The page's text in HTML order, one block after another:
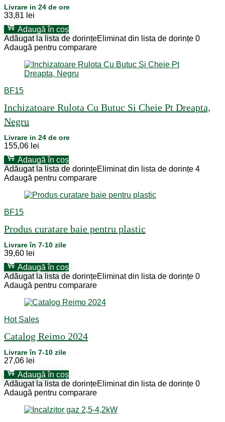
Livrare in 24 de ore
33,81 lei
Adaugă în coș
Adăugat la lista de dorințeEliminat din lista de dorințe 0
Adaugă pentru comparare
BF15
Inchizatoare Rulota Cu Butuc Si Cheie Pt Dreapta,
Negru
Livrare in 24 de ore
155,06 lei
Adaugă în coș
Adăugat la lista de dorințeEliminat din lista de dorințe 4
Adaugă pentru comparare
BF15
Produs curatare baie pentru plastic
Livrare în 7-10 zile
39,60 lei
Adaugă în coș
Adăugat la lista de dorințeEliminat din lista de dorințe 0
Adaugă pentru comparare
Hot Sales
Catalog Reimo 2024
Livrare în 7-10 zile
27,06 lei
Adaugă în coș
Adăugat la lista de dorințeEliminat din lista de dorințe 0
Adaugă pentru comparare